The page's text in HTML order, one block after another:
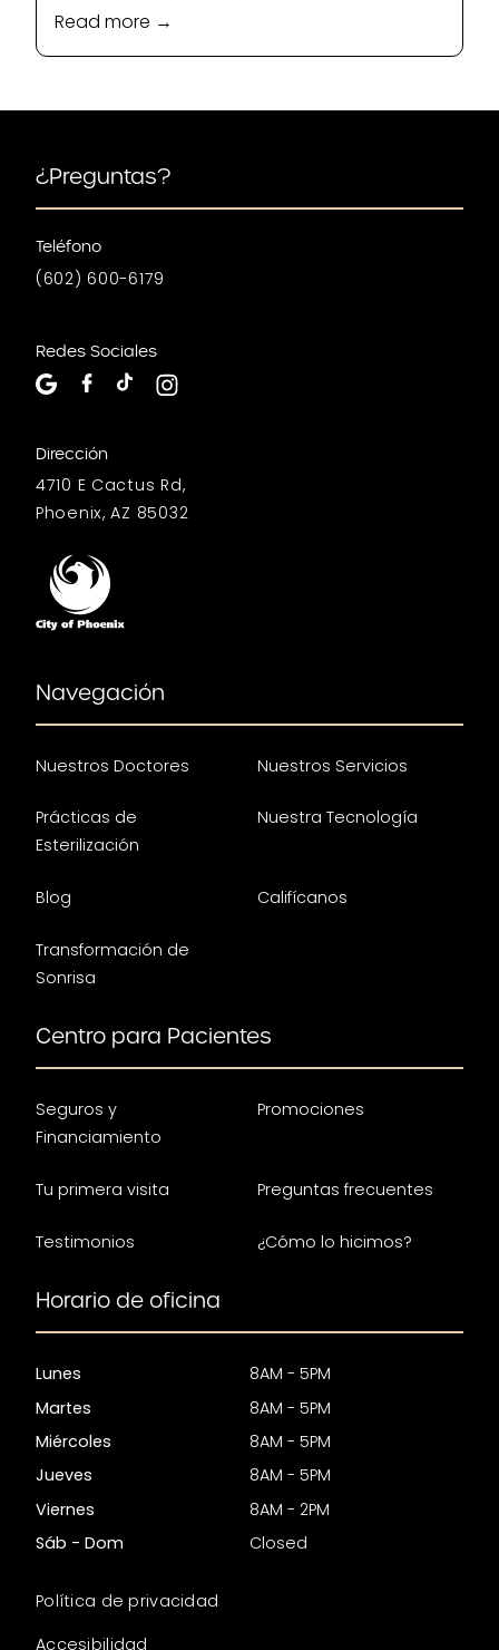
Read more →
¿Preguntas?
Teléfono
(602) 600-6179
Redes Sociales
Dirección
4710 E Cactus Rd,
Phoenix, AZ 85032
Navegación
Nuestros Doctores Nuestros Servicios
Prácticas de
Esterilización
Nuestra Tecnología
Blog Califícanos
Transformación de
Sonrisa
Centro para Pacientes
Seguros y
Financiamiento
Promociones
Tu primera visita Preguntas frecuentes
Testimonios ¿Cómo lo hicimos?
Horario de oficina
Lunes
8AM - 5PM
Martes
8AM - 5PM
Miércoles
8AM - 5PM
Jueves
8AM - 5PM
Viernes
8AM - 2PM
Sáb - Dom
Closed
Política de privacidad
Accesibilidad